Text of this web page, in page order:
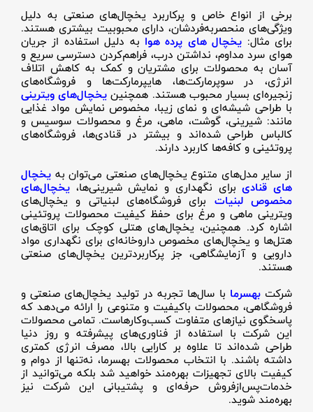
برخی از انواع خاص و پرکاربرد یخچال‌های صنعتی به دلیل
ویژگی‌های منحصربه‌فردشان، دارای محبوبیت بیشتری هستند.
برای مثال: یخچال های پرده هوا به دلیل استفاده از جریان
هوای سرد مداوم، نداشتن درب، فراهم‌کردن دسترسی سریع و
آسان به محصولات برای مشتریان و کمک به کاهش اتلاف
انرژی، در سوپرمارکت‌ها، هایپرمارکت‌ها و فروشگاه‌های
زنجیره‌ای بسیار محبوب هستند. همچنینیخچال‌های ویترینی
با طراحی شیشه‌ای و نمای زیبا، مخصوص نمایش مواد غذایی
مانند: شیرینی، گوشت، ماهی، مرغ و محصولات سوسیس و
کالباس طراحی شده‌اند و بیشتر در قنادی‌ها، فروشگاه‌های
پروتئینی و کافه‌ها کاربرد دارند.
از سایر مدل‌های متنوع یخچال‌های صنعتی می‌توان به یخچال
های قنادیبرای نگهداری و نمایش شیرینی‌ها، یخچال‌های
مخصوص لبنیات برای فروشگاه‌های لبنیاتی و یخچال‌های
ویترینی ماهی و مرغ برای حفظ کیفیت محصولات پروتئینی
اشاره کرد. همچنین، یخچال‌های هتلی کوچک برای اتاق‌های
هتل‌ها و یخچال‌های مخصوص داروخانه‌ای برای نگهداری مواد
دارویی و آزمایشگاهی، جز پرکاربردترین یخچال‌های صنعتی
هستند.
شرکتبهسرما با سال‌ها تجربه در تولید یخچال‌های صنعتی و
فروشگاهی، محصولات باکیفیت و متنوعی را ارائه می‌دهد که
پاسخگوی نیازهای متفاوت کسب‌وکارهاست. تمامی محصولات
این شرکت با استفاده از فناوری‌های پیشرفته و روز دنیا
طراحی شده‌اند تا علاوه بر کارایی بالا، مصرف انرژی کمتری
داشته باشند. با انتخاب محصولات بهسرما، نه‌تنها از دوام و
کیفیت بالای تجهیزات بهره‌مند خواهید شد بلکه می‌توانید از
خدمات‌پس‌ازفروش حرفه‌ای و پشتیبانی این شرکت نیز
بهره‌مند شوید.